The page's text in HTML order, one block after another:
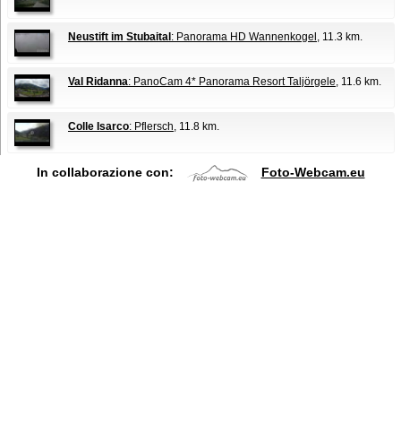
Neustift im Stubaital : Panorama HD Wannenkogel , 11.3 km.
Val Ridanna: PanoCam 4* Panorama Resort Taljörgele, 11.6 km.
Colle Isarco: Pflersch, 11.8 km.
In collaborazione con: Foto-Webcam.eu